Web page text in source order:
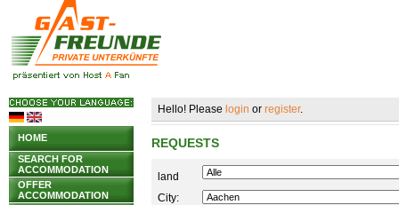
HOME
SEARCH FOR
ACCOMMODATION
OFFER
ACCOMMODATION
Hello! Please login or register.
REQUESTS
land
City: